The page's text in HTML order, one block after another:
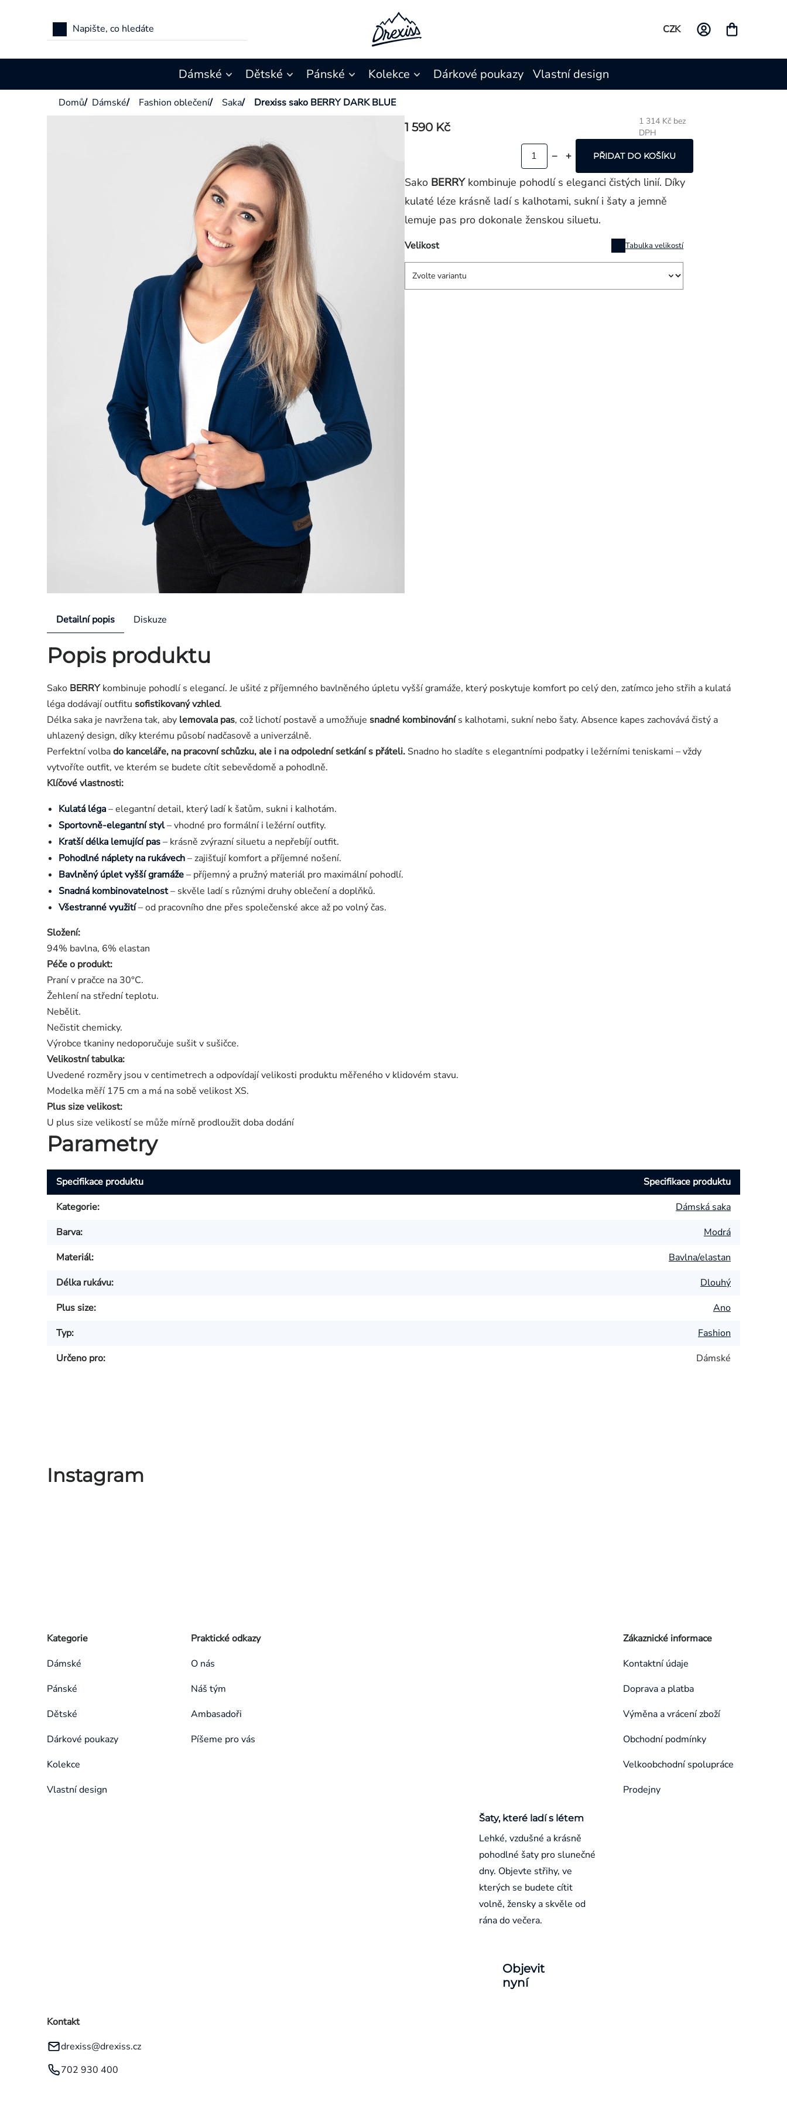
CZK
Dámské Dětské Pánské Kolekce Dárkové poukazy Vlastní design
Domů/ Dámské/ Fashion oblečení/ Saka/ Drexiss sako BERRY DARK BLUE
1 590 Kč
1 314 Kč bez
DPH
Velikost Tabulka velikostí
PŘIDAT DO KOŠÍKU
Sako BERRYkombinuje pohodlí s eleganci čistých linií. Díky
kulaté léze krásně ladí s kalhotami, sukní i šaty a jemně
lemuje pas pro dokonale ženskou siluetu.
Detailní popis Diskuze
Popis produktu
Sako BERRYkombinuje pohodlí s elegancí. Je ušité z příjemného bavlněného úpletu vyšší gramáže, který poskytuje komfort po celý den, zatímco jeho střih a kulatá
léga dodávají outfitu sofistikovaný vzhled.
Délka saka je navržena tak, aby lemovala pas, což lichotí postavě a umožňuje snadné kombinovánís kalhotami, sukní nebo šaty. Absence kapes zachovává čistý a
uhlazený design, díky kterému působí nadčasově a univerzálně.
Perfektní volbado kanceláře, na pracovní schůzku, ale i na odpolední setkání s přáteli. Snadno ho sladíte s elegantními podpatky i ležérními teniskami – vždy
vytvoříte outfit, ve kterém se budete cítit sebevědomě a pohodlně.
Klíčové vlastnosti:
Kulatá léga– elegantní detail, který ladí k šatům, sukni i kalhotám.
Sportovně-elegantní styl– vhodné pro formální i ležérní outfity.
Kratší délka lemující pas– krásně zvýrazní siluetu a nepřebíjí outfit.
Pohodlné náplety na rukávech– zajišťují komfort a příjemné nošení.
Bavlněný úplet vyšší gramáže– příjemný a pružný materiál pro maximální pohodlí.
Snadná kombinovatelnost– skvěle ladí s různými druhy oblečení a doplňků.
Všestranné využití– od pracovního dne přes společenské akce až po volný čas.
Složení:
94% bavlna, 6% elastan
Péče o produkt:
Praní v pračce na 30°C.
Žehlení na střední teplotu.
Nebělit.
Nečistit chemicky.
Výrobce tkaniny nedoporučuje sušit v sušičce.
Velikostní tabulka:
Uvedené rozměry jsou v centimetrech a odpovídají velikosti produktu měřeného v klidovém stavu.
Modelka měří 175 cm a má na sobě velikost XS.
Plus size velikost:
U plus size velikostí se může mírně prodloužit doba dodání
Parametry
Specifikace produktu
Specifikace produktu
Kategorie:
Dámská saka
Barva:
Modrá
Materiál:
Bavlna/elastan
Délka rukávu:
Dlouhý
Plus size:
Ano
Typ:
Fashion
Určeno pro: Dámské
Instagram
kategorie
Kategorie
Dámské
Pánské
Dětské
Dárkové poukazy
Kolekce
Vlastní design
Praktické odkazy
O nás
Náš tým
Ambasadoři
Píšeme pro vás
Šaty, které ladí s létem
Lehké, vzdušné a krásně
pohodlné šaty pro slunečné
dny. Objevte střihy, ve
kterých se budete cítit
volně, žensky a skvěle od
rána do večera.
Objevit
nyní
Zákaznické informace
Kontaktní údaje
Doprava a platba
Výměna a vrácení zboží
Obchodní podmínky
Velkoobchodní spolupráce
Prodejny
Kontakt
drexiss@drexiss.cz
702 930 400